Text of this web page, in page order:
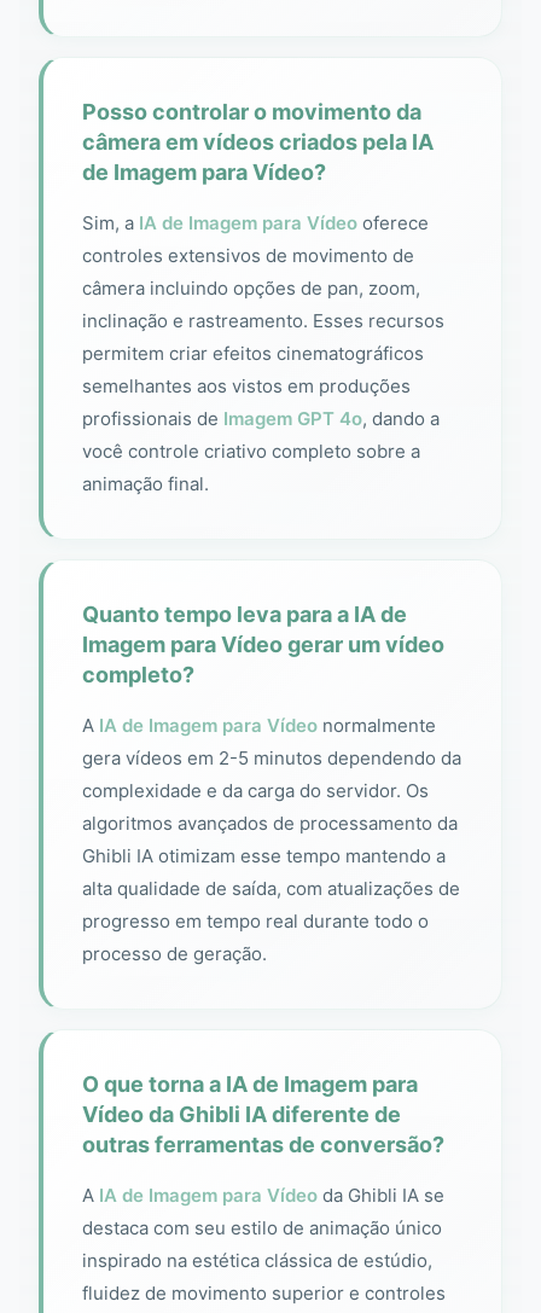
Posso controlar o movimento da
câmera em vídeos criados pela IA
de Imagem para Vídeo?
Sim, a IA de Imagem para Vídeo oferece
controles extensivos de movimento de
câmera incluindo opções de pan, zoom,
inclinação e rastreamento. Esses recursos
permitem criar efeitos cinematográficos
semelhantes aos vistos em produções
profissionais de Imagem GPT 4o, dando a
você controle criativo completo sobre a
animação final.
Quanto tempo leva para a IA de
Imagem para Vídeo gerar um vídeo
completo?
A IA de Imagem para Vídeo normalmente
gera vídeos em 2-5 minutos dependendo da
complexidade e da carga do servidor. Os
algoritmos avançados de processamento da
Ghibli IA otimizam esse tempo mantendo a
alta qualidade de saída, com atualizações de
progresso em tempo real durante todo o
processo de geração.
O que torna a IA de Imagem para
Vídeo da Ghibli IA diferente de
outras ferramentas de conversão?
A IA de Imagem para Vídeo da Ghibli IA se
destaca com seu estilo de animação único
inspirado na estética clássica de estúdio,
fluidez de movimento superior e controles